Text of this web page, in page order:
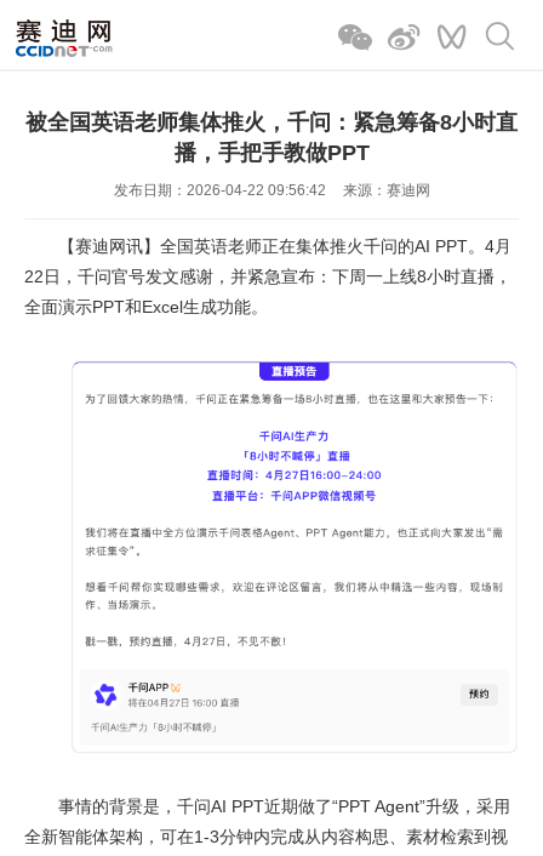
被全国英语老师集体推火，千问：紧急筹备8小时直
播，手把手教做PPT
发布日期：2026-04-22 09:56:42 来源：赛迪网
【赛迪网讯】全国英语老师正在集体推火千问的AI PPT。4月
22日，千问官号发文感谢，并紧急宣布：下周一上线8小时直播，
全面演示PPT和Excel生成功能。
事情的背景是，千问AI PPT近期做了“PPT Agent”升级，采用
全新智能体架构，可在1-3分钟内完成从内容构思、素材检索到视